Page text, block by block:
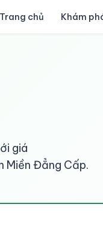
Trang chủ Khám
giá
Miền Đẳng Cấp.